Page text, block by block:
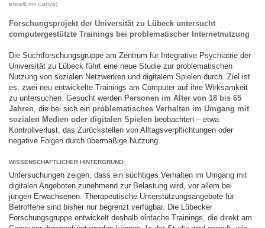
erstellt mit Canva)
Forschungsprojekt der Universität zu Lübeck untersucht
computergestützte Trainings bei problematischer Internetnutzung
Die Suchtforschungsgruppe am Zentrum für Integrative Psychiatrie der
Universität zu Lübeck führt eine neue Studie zur problematischen
Nutzung von sozialen Netzwerken und digitalem Spielen durch. Ziel ist
es, zwei neu entwickelte Trainings am Computer auf ihre Wirksamkeit
zu untersuchen. Gesucht werden Personen im Alter von 18 bis 65
Jahren, die bei sich ein problematisches Verhalten im Umgang mit
sozialen Medien oder digitalen Spielen beobachten – etwa
Kontrollverlust, das Zurückstellen von Alltagsverpflichtungen oder
negative Folgen durch übermäßige Nutzung.
WISSENSCHAFTLICHER HINTERGRUND:
Untersuchungen zeigen, dass ein süchtiges Verhalten im Umgang mit
digitalen Angeboten zunehmend zur Belastung wird, vor allem bei
jungen Erwachsenen. Therapeutische Unterstützungsangebote für
Betroffene sind bisher nur begrenzt verfügbar. Die Lübecker
Forschungsgruppe entwickelt deshalb einfache Trainings, die direkt am